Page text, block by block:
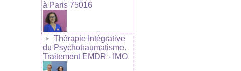
à Paris 75016
Thérapie Intégrative
du Psychotraumatisme.
Traitement EMDR - IMO